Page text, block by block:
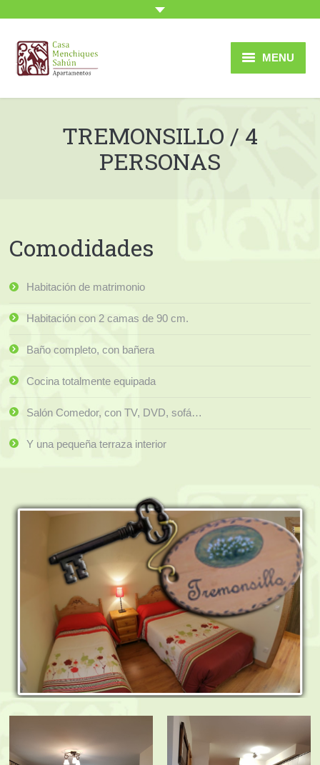
MENU
Inicio
Apartamentos
Sahún
Imágenes
Tarifas
Contacto
TREMONSILLO / 4
PERSONAS
Comodidades
Habitación de matrimonio
Habitación con 2 camas de 90 cm.
Baño completo, con bañera
Cocina totalmente equipada
Salón Comedor, con TV, DVD, sofá…
Y una pequeña terraza interior